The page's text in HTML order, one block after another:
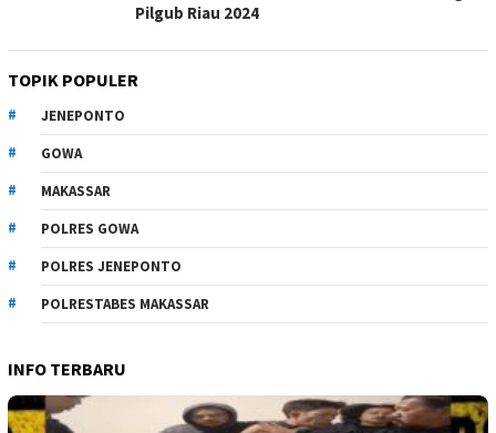
Pilgub Riau 2024
TOPIK POPULER
JENEPONTO
GOWA
MAKASSAR
POLRES GOWA
POLRES JENEPONTO
POLRESTABES MAKASSAR
INFO TERBARU